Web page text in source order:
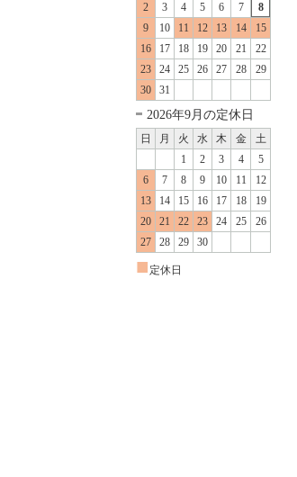
2
3 4 5 6 7
8
9
10 11 12 13 14
15
16
17 18 19 20 21
22
23
24 25 26 27 28
29
30
31
2026年9月の定休日
日 月 火 水 木 金
土
1
2 3 4
5
6
7 8 9 10 11
12
13
14 15 16 17 18
19
20
21 22 23 24 25
26
27
28 29 30
■ 定休日